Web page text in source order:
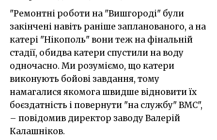
"Ремонтні роботи на "Вишгороді" були
закінчені навіть раніше запланованого, а на
катері "Нікополь" вони теж на фінальній
стадії, обидва катери спустили на воду
одночасно. Ми розуміємо, що катери
виконують бойові завдання, тому
намагалися якомога швидше відновити їх
боєздатність і повернути "на службу" ВМС",
– повідомив директор заводу Валерій
Калашніков.